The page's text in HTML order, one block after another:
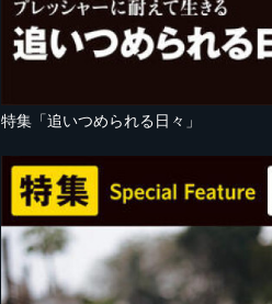
特集「追いつめられる日々」